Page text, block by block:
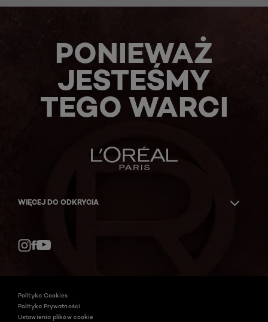
PONIEWAŻ
JESTEŚMY
TEGO WARCI
WIĘCEJ DO ODKRYCIA
Polityka Cookies
Polityka Prywatności
Ustawienia plików cookie